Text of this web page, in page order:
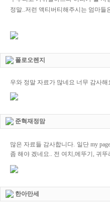
정말..저런 액티버티해주시는 엄마들
폴로오렌지
우와 정말 자료가 많네요 너무 감사
준혁재정맘
많은 자료들 감사합니다. 일단 my
좀 해야 겠네요.. 전 여치,메뚜기, 귀
한아만세